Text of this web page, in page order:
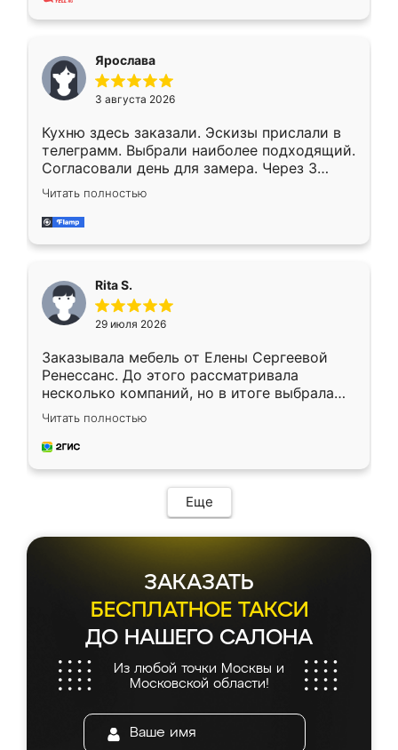
Ярослава
3 августа 2026
Кухню здесь заказали. Эскизы прислали в
телеграмм. Выбрали наиболее подходящий.
Согласовали день для замера. Через 3
недели кухня была уже готова. Остались
довольны работой. Спасибо Ренессанс
мебель за качественную работу!
Читать полностью
Rita S.
29 июля 2026
Заказывала мебель от Елены Сергеевой
Ренессанс. До этого рассматривала
несколько компаний, но в итоге выбрала
эту. Сначала обговорили условия, потом
приехал замерщик, всё спокойно объяснил
и снял размеры. Изготовили в срок, с
мебель сразу встала на свое место без
каких-либо доработок. Качеством осталась
довольна, все выглядит так, как и ожидала.
Читать полностью
Еще
ЗАКАЗАТЬ
БЕСПЛАТНОЕ ТАКСИ
ДО НАШЕГО САЛОНА
Из любой точки Москвы и
Московской области!